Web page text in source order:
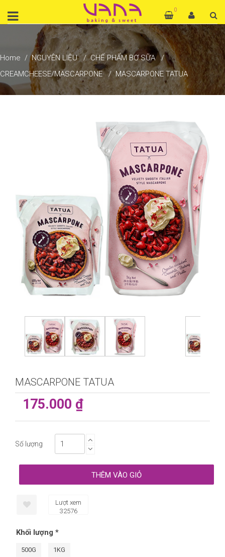
0
Home NGUYÊN LIỆU
CHẾ PHẨM BƠ SỮA
CREAMCHEESE/MASCARPONE
MASCARPONE TATUA
MASCARPONE TATUA
175.000 ₫
Số lượng
Lượt xem
32576
Khối lượng *
500G 1KG